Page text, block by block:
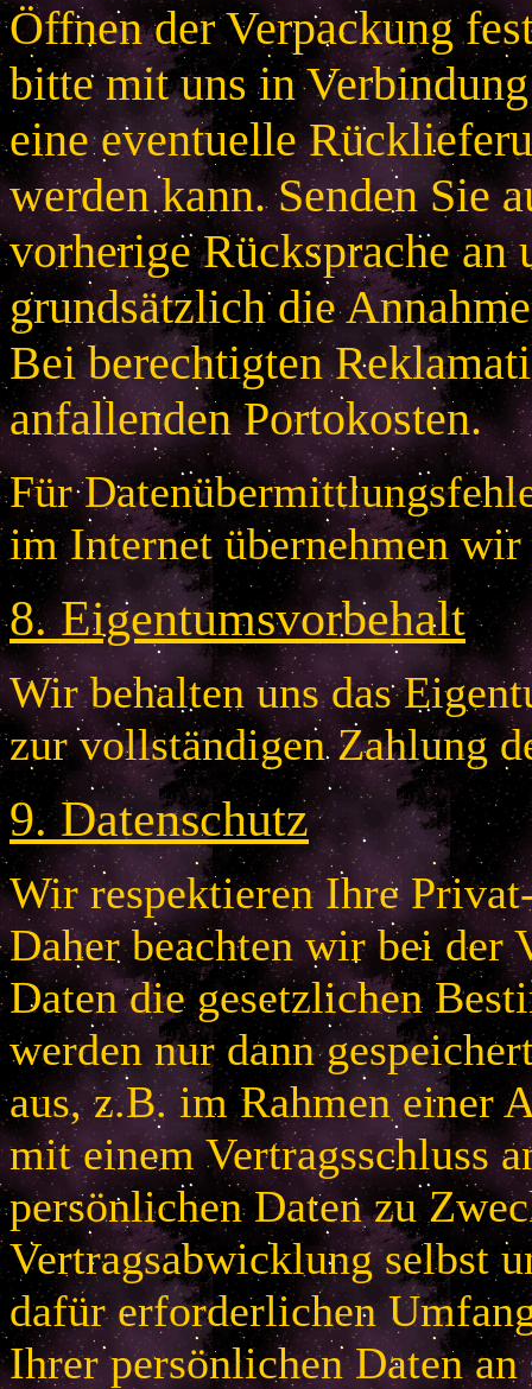
Öffnen der Verpackung
bitte mit uns in
eine eventuelle
werden kann. Senden Sie
vorherige Rücksprache
grundsätzlich die
Bei berechtigten
anfallenden Portokosten.
Für
im Internet übernehmen
8.Eigentumsvorbehalt
Wir behalten uns das
zur vollständigen Zahlung
9.Datenschutz
Wir respektieren Ihre
Daher beachten wir bei der
Daten die gesetzlichen
werden nur dann
aus, z.B. im Rahmen einer
mit einem Vertragsschluss
persönlichen Daten zu
Vertragsabwicklung selbst
dafür erforderlichen
Ihrer persönlichen Daten